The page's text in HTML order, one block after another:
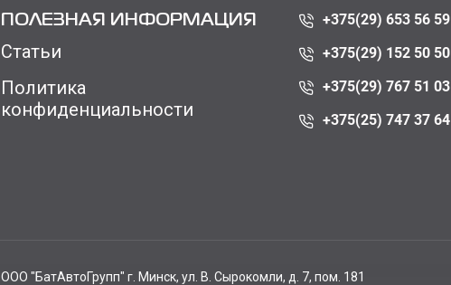
ПОЛЕЗНАЯ ИНФОРМАЦИЯ
Статьи
Политика
конфиденциальности
+375(29) 653 56 59
+375(29) 152 50 50
+375(29) 767 51 03
+375(25) 747 37 64
ООО "БатАвтоГрупп" г. Минск, ул. В. Сырокомли, д. 7, пом. 181